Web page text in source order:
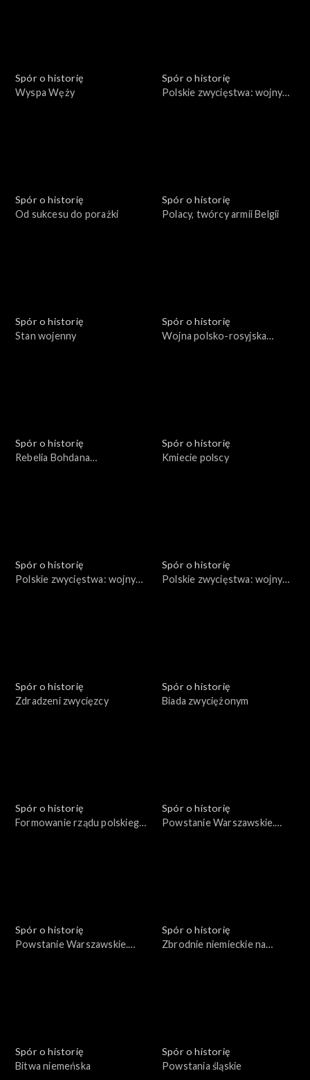
Spór o historię
Wyspa Węży
Spór o historię
Polskie zwycięstwa: wojny
Spór o historię
Od sukcesu do porażki
Spór o historię
Polacy, twórcy armii Belgii
Spór o historię
Stan wojenny
Spór o historię
Wojna polsko-rosyjska
Spór o historię
Rebelia Bohdana
Spór o historię
Kmiecie polscy
Spór o historię
Polskie zwycięstwa: wojny
Spór o historię
Polskie zwycięstwa: wojny
Spór o historię
Zdradzeni zwycięzcy
Spór o historię
Biada zwyciężonym
Spór o historię
Formowanie rządu polskiego
Spór o historię
Powstanie Warszawskie.
Spór o historię
Powstanie Warszawskie.
Spór o historię
Zbrodnie niemieckie na
Spór o historię
Bitwa niemeńska
Spór o historię
Powstania śląskie